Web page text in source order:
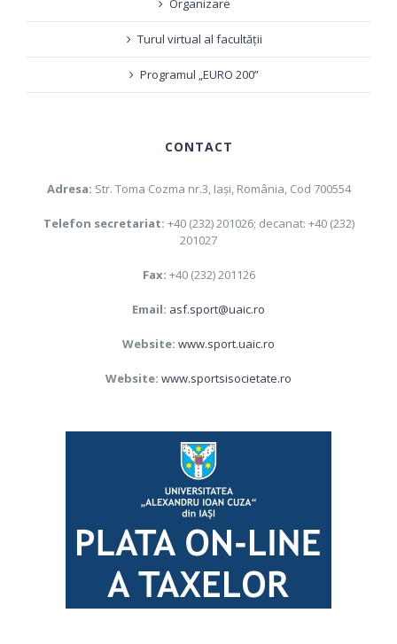
Organizare
Turul virtual al facultății
Programul „EURO 200”
CONTACT
Adresa: Str. Toma Cozma nr.3, Iaşi, România, Cod 700554
Telefon secretariat: +40 (232) 201026; decanat: +40 (232)
201027
Fax: +40 (232) 201126
Email: asf.sport@uaic.ro
Website: www.sport.uaic.ro
Website: www.sportsisocietate.ro